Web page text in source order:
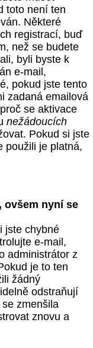
toto není ten
Některé
registrací, buď
než se budete
byli byste k
e-mail,
pokud jste tento
zadaná emailová
se aktivace
nežádoucích
Pokud si jste
použili je platná,
ovšem nyní se
jste chybné
e-mail,
administrátor z
je to ten
žádný
odstraňují
zmenšila
znovu a